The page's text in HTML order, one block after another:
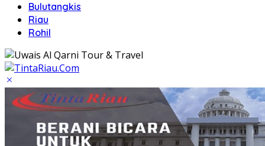
Bulutangkis
Riau
Rohil